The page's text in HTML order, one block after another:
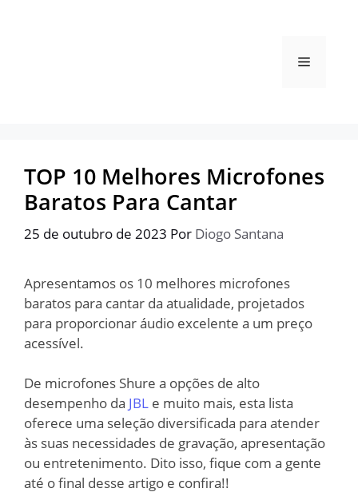
Menu
TOP 10 Melhores Microfones
Baratos Para Cantar
25 de outubro de 2023 Por Diogo Santana
Apresentamos os 10 melhores microfones
baratos para cantar da atualidade, projetados
para proporcionar áudio excelente a um preço
acessível.
De microfones Shure a opções de alto
desempenho da JBL e muito mais, esta lista
oferece uma seleção diversificada para atender
às suas necessidades de gravação, apresentação
ou entretenimento. Dito isso, fique com a gente
até o final desse artigo e confira!!